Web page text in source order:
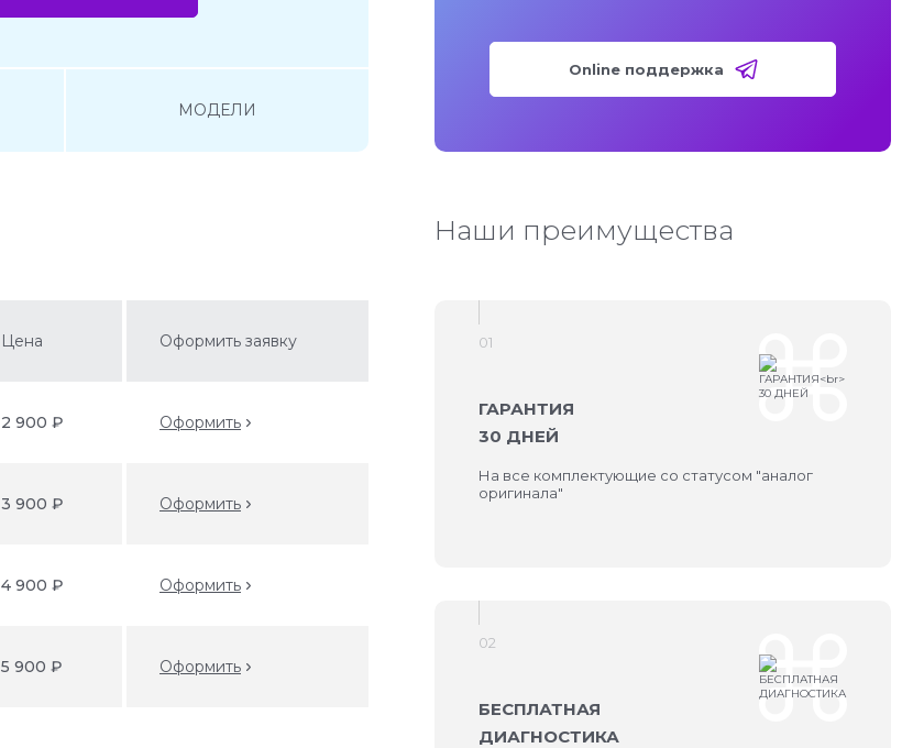
МОДЕЛИ
Цена Оформить заявку
2 900 ₽ Оформить
3 900 ₽ Оформить
4 900 ₽ Оформить
5 900 ₽ Оформить
Online поддержка
Наши преимущества
01
ГАРАНТИЯ
30 ДНЕЙ
На все комплектующие со статусом "аналог
оригинала"
02
БЕСПЛАТНАЯ
ДИАГНОСТИКА